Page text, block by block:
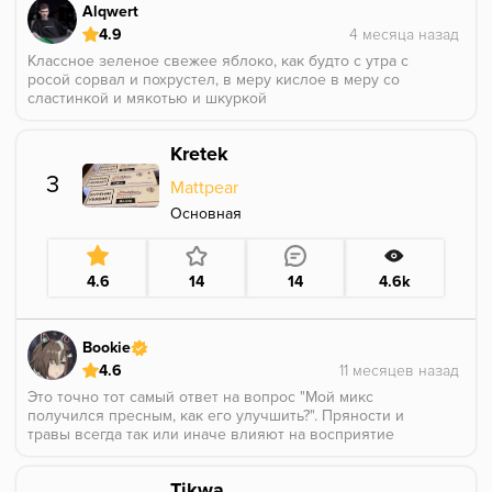
Alqwert
4.9
Классное зеленое свежее яблоко, как будто с утра с
росой сорвал и похрустел, в меру кислое в меру со
сластинкой и мякотью и шкуркой
3
Kretek
Mattpear
Основная
4.6 14 14 4.6k
Bookie
4.6
Это точно тот самый ответ на вопрос "Мой микс
получился пресным, как его улучшить?". Пряности и
травы всегда так или иначе влияют на восприятие